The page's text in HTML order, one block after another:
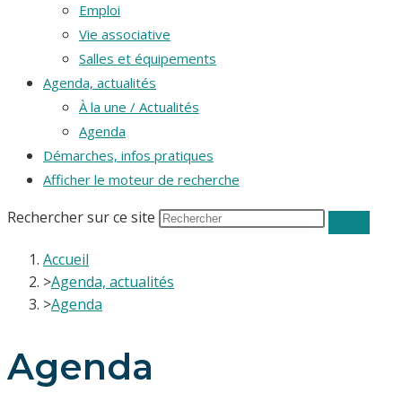
Emploi
Vie associative
Salles et équipements
Agenda, actualités
À la une / Actualités
Agenda
Démarches, infos pratiques
Afficher le moteur de recherche
Rechercher sur ce site
Accueil
>Agenda, actualités
>Agenda
Agenda